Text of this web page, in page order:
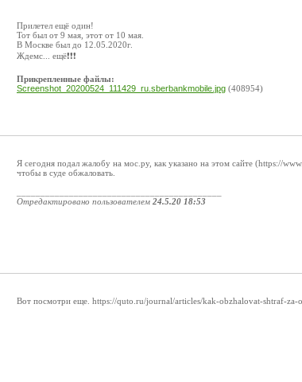
Прилетел ещё один!
Тот был от 9 мая, этот от 10 мая.
В Москве был до 12.05.2020г.
Ждемс... ещё❗❗❗
Прикрепленные файлы:
Screenshot_20200524_111429_ru.sberbankmobile.jpg (408954)
Я сегодня подал жалобу на мос.ру, как указано на этом сайте (https://
чтобы в суде обжаловать.
Отредактировано пользователем 24.5.20 18:53
Вот посмотри еще. https://quto.ru/journal/articles/kak-obzhalovat-shtraf-